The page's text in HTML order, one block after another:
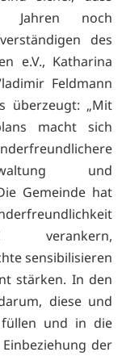
Jahren noch
des
e.V., Katharina
Feldmann
überzeugt: „Mit
macht sich
und
Gemeinde hat
verankern,
sensibilisieren
stärken. In den
diese und
und in die
der